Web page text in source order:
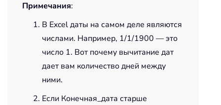
Примечания:
В Excel даты на самом деле являются
числами. Например, 1/1/1900 — это
число 1. Вот почему вычитание дат
дает вам количество дней между
ними.
Если Конечная_дата старше